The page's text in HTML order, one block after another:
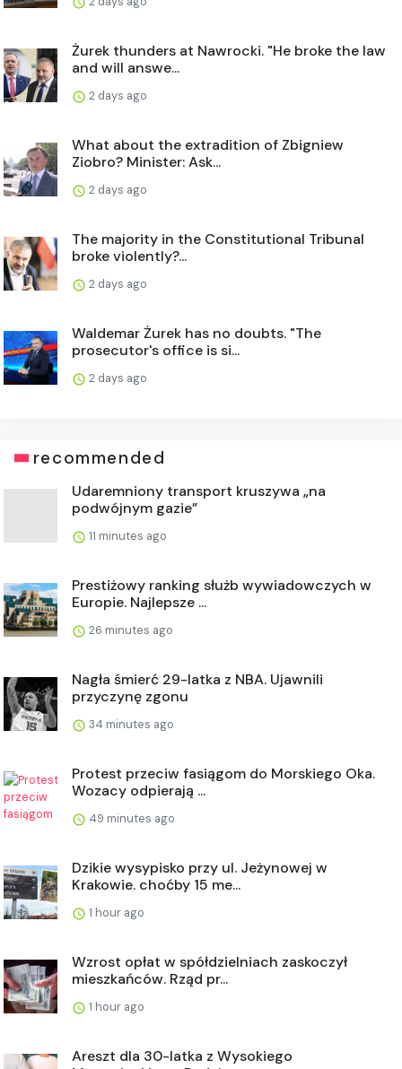
Żurek thunders at Nawrocki. "He broke the law
and will answe...
2 days ago
What about the extradition of Zbigniew
Ziobro? Minister: Ask...
2 days ago
The majority in the Constitutional Tribunal
broke violently?...
2 days ago
Waldemar Żurek has no doubts. "The
prosecutor's office is si...
2 days ago
recommended
Udaremniony transport kruszywa „na
podwójnym gazie”
11 minutes ago
Prestiżowy ranking służb wywiadowczych w
Europie. Najlepsze ...
26 minutes ago
Nagła śmierć 29-latka z NBA. Ujawnili
przyczynę zgonu
34 minutes ago
Protest przeciw fasiągom do Morskiego Oka.
Wozacy odpierają ...
49 minutes ago
Dzikie wysypisko przy ul. Jeżynowej w
Krakowie. choćby 15 me...
1 hour ago
Wzrost opłat w spółdzielniach zaskoczył
mieszkańców. Rząd pr...
1 hour ago
Areszt dla 30-latka z Wysokiego